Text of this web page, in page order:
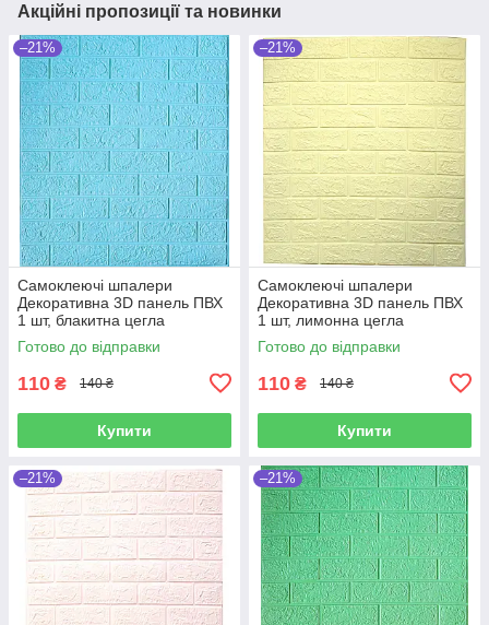
Акційні пропозиції та новинки
–21%
Самоклеючі шпалери
Декоративна 3D панель ПВХ
1 шт, блакитна цегла
700х770х4мм
Готово до відправки
110 ₴ 140 ₴
Купити
–21%
Самоклеючі шпалери
Декоративна 3D панель ПВХ
1 шт, лимонна цегла
700х770х4мм
Готово до відправки
110 ₴ 140 ₴
Купити
–21% –21%